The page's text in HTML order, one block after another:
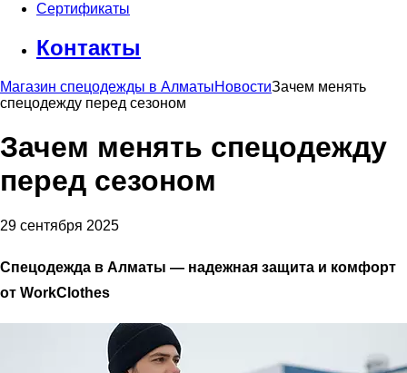
Сертификаты
Контакты
Магазин спецодежды в АлматыНовостиЗачем менять
спецодежду перед сезоном
Зачем менять спецодежду
перед сезоном
29 сентября 2025
Спецодежда в Алматы — надежная защита и комфорт
от WorkClothes